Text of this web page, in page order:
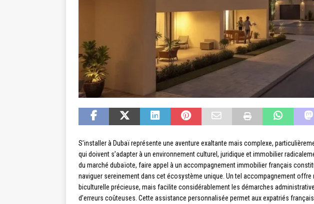
S’installer à Dubaï représente une aventure exaltante mais complexe,
qui doivent s’adapter à un environnement culturel, juridique et immobilier
du marché dubaïote, faire appel à un accompagnement immobilier français
naviguer sereinement dans cet écosystème unique. Un tel accompagnement offre
biculturelle précieuse, mais facilite considérablement les démarches
d’erreurs coûteuses. Cette assistance personnalisée permet aux expatriés